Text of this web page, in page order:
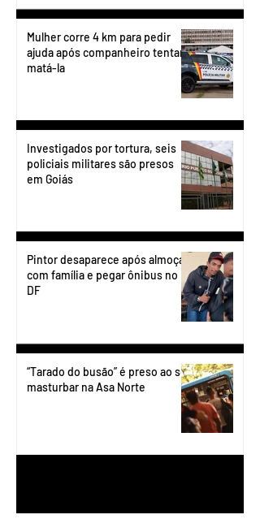
Mulher corre 4 km para pedir
ajuda após companheiro tentar
matá-la
Investigados por tortura, seis
policiais militares são presos
em Goiás
Pintor desaparece após almoçar
com família e pegar ônibus no
DF
“Tarado do busão” é preso ao se
masturbar na Asa Norte